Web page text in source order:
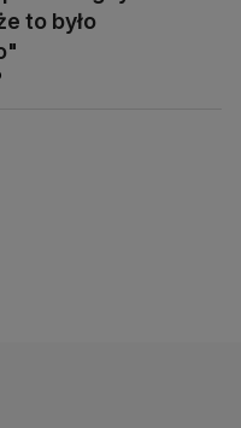
to było